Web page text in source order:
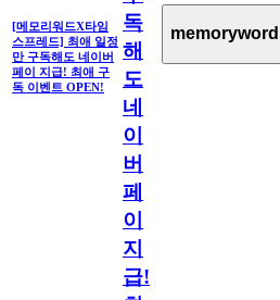
[메모리워드X타임
스프레드] 최애 일정
만 구독해도 네이버
페이 지급! 최애 구
독 이벤트 OPEN!
독
해
도
네
이
버
페
이
지
급!
memoryword